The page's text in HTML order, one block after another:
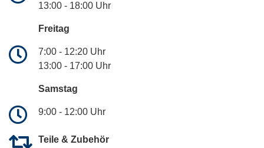
13:00 - 18:00 Uhr
Freitag
7:00 - 12:20 Uhr
13:00 - 17:00 Uhr
Samstag
9:00 - 12:00 Uhr
Teile & Zubehör